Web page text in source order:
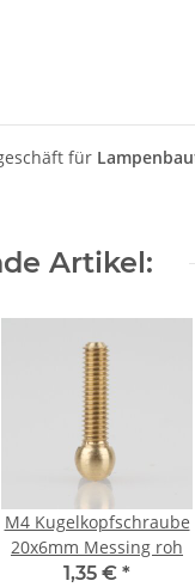
für
Artikel:
M4 Kugelkopfschraube
20x6mm Messing roh
1,35 € *